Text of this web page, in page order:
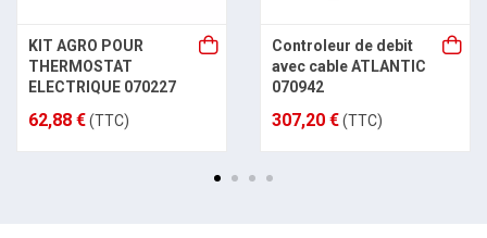
KIT AGRO POUR
THERMOSTAT
ELECTRIQUE 070227
62,88 €(TTC)
Controleur de debit
avec cable ATLANTIC
070942
307,20 €(TTC)